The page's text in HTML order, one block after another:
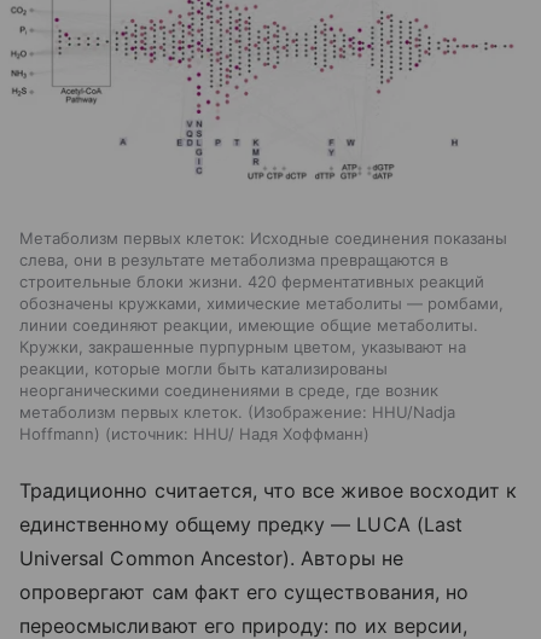
Метаболизм первых клеток: Исходные соединения показаны
слева, они в результате метаболизма превращаются в
строительные блоки жизни. 420 ферментативных реакций
обозначены кружками, химические метаболиты — ромбами,
линии соединяют реакции, имеющие общие метаболиты.
Кружки, закрашенные пурпурным цветом, указывают на
реакции, которые могли быть катализированы
неорганическими соединениями в среде, где возник
метаболизм первых клеток. (Изображение: HHU/Nadja
Hoffmann)
источник: HHU/ Надя Хоффманн
Традиционно считается, что все живое восходит к
единственному общему предку — LUCA (Last
Universal Common Ancestor). Авторы не
опровергают сам факт его существования, но
переосмысливают его природу: по их версии,